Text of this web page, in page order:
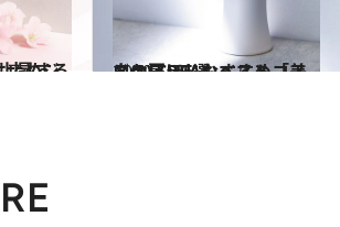
ス 2019.5.30
この夏ほしいベストコスメ(1) CREAおすすめ「美白ケア」5選
ビューティ＆ヘルス